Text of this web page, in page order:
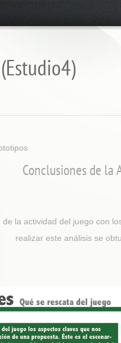
Conclusiones de la
la actividad del juego con
realizar este análisis se